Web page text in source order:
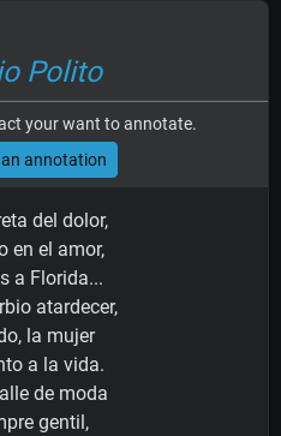
Polito
your want to annotate.
annotation
del dolor,
en el amor,
a Florida...
atardecer,
la mujer
a la vida.
de moda
gentil,